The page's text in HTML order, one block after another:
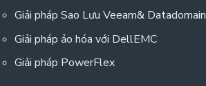
Giải pháp Sao Lưu Veeam& Datadomain
Giải pháp ảo hóa với DellEMC
Giải pháp PowerFlex